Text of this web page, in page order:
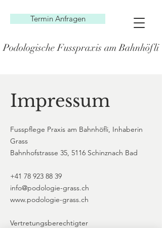
Podologische Fusspraxis am Bahnhöfli
Termin Anfragen
Impressum
Fusspflege Praxis am Bahnhöfli, Inhaberin
Grass
Bahnhofstrasse 35, 5116 Schinznach Bad
+41 78 923 88 39
info@podologie-grass.ch
www.podologie-grass.ch
Vertretungsberechtigter